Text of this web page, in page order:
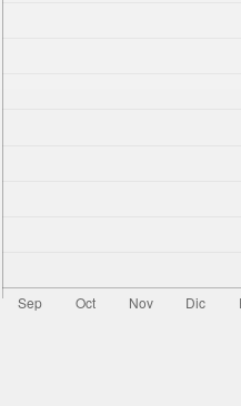
Miranda. S. (2019). Desagüe,
de los trabajos ejecutados en su
y F. Escalante.